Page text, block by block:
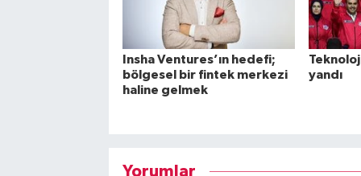
Insha Ventures’ın hedefi;
bölgesel bir fintek merkezi
haline gelmek
yandı
Yorumlar